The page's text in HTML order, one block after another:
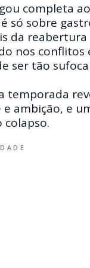
completa
só sobre
da
nos conflitos
ser tão
temporada
ambição, e